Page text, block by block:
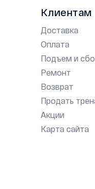
Клиентам
Доставка
Оплата
Подъем и
Ремонт
Возврат
Продать
Акции
Карта сайта